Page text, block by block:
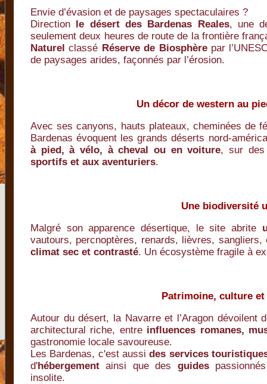
Envie d’évasion et de paysages spectaculaires ?
Direction le désert des Bardenas Reales, une
seulement deux heures de route de la frontière
Naturel classé Réserve de Biosphèrepar
de paysages arides, façonnés par l’érosion.
Un décor de western au
Avec ses canyons, hauts plateaux, cheminées de
Bardenas évoquent les grands déserts nord-
à pied, à vélo, à cheval ou en voiture, sur des
sportifs et aux aventuriers.
Une biodiversité
Malgré son apparence désertique, le site abrite
vautours, percnoptères, renards, lièvres,
climat sec et contrasté. Un écosystème fragile à
Patrimoine, culture
Autour du désert, la Navarre et l’Aragon dévoilent
architectural riche, entre influences romanes,
gastronomie locale savoureuse.
Les Bardenas, c'est aussides services
d'hébergement ainsi que des guides
insolite.